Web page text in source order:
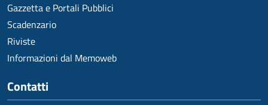
Gazzetta e Portali Pubblici
Scadenzario
Riviste
Informazioni dal Memoweb
Contatti